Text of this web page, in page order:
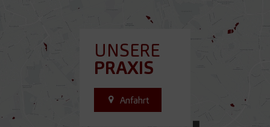
UNSERE
PRAXIS
Anfahrt